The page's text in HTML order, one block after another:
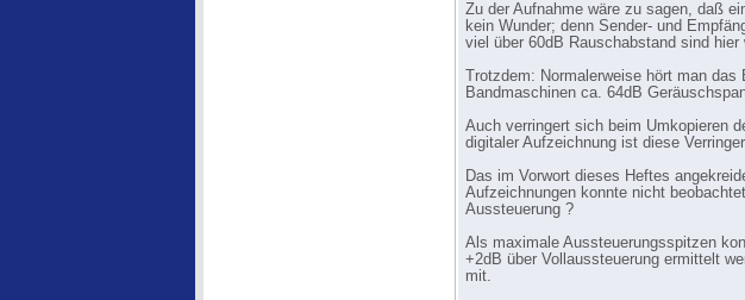
Zu der Aufnahme wäre zu sagen, daß
kein Wunder; denn Sender- und
viel über 60dB Rauschabstand sind
Trotzdem: Normalerweise hört man
Bandmaschinen ca. 64dB
Auch verringert sich beim Umkopieren
digitaler Aufzeichnung ist diese
Das im Vorwort dieses Heftes
Aufzeichnungen konnte nicht
Aussteuerung ?
Als maximale Aussteuerungsspitzen
+2dB über Vollaussteuerung ermittelt
mit.